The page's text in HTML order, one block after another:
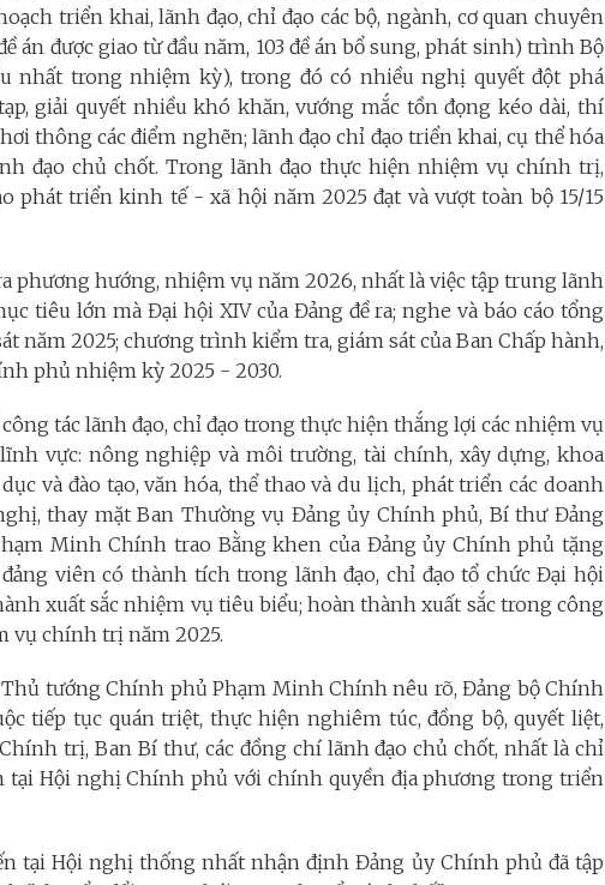
triển khai, lãnh đạo, chỉ đạo các bộ, ngành, cơ quan chuyên
án được giao từ đầu năm, 103 đề án bổ sung, phát sinh) trình Bộ
nhất trong nhiệm kỳ), trong đó có nhiều nghị quyết đột phá
giải quyết nhiều khó khăn, vướng mắc tồn đọng kéo dài, thí
thông các điểm nghẽn; lãnh đạo chỉ đạo triển khai, cụ thể hóa
đạo chủ chốt. Trong lãnh đạo thực hiện nhiệm vụ chính trị,
phát triển kinh tế - xã hội năm 2025 đạt và vượt toàn bộ 15/15
phương hướng, nhiệm vụ năm 2026, nhất là việc tập trung lãnh
tiêu lớn mà Đại hội XIV của Đảng đề ra; nghe và báo cáo tổng
năm 2025; chương trình kiểm tra, giám sát của Ban Chấp hành,
phủ nhiệm kỳ 2025 - 2030.
công tác lãnh đạo, chỉ đạo trong thực hiện thắng lợi các nhiệm vụ
vực: nông nghiệp và môi trường, tài chính, xây dựng, khoa
và đào tạo, văn hóa, thể thao và du lịch, phát triển các doanh
thay mặt Ban Thường vụ Đảng ủy Chính phủ, Bí thư Đảng
Minh Chính trao Bằng khen của Đảng ủy Chính phủ tặng
đảng viên có thành tích trong lãnh đạo, chỉ đạo tổ chức Đại hội
xuất sắc nhiệm vụ tiêu biểu; hoàn thành xuất sắc trong công
vụ chính trị năm 2025.
tướng Chính phủ Phạm Minh Chính nêu rõ, Đảng bộ Chính
tiếp tục quán triệt, thực hiện nghiêm túc, đồng bộ, quyết liệt,
trị, Ban Bí thư, các đồng chí lãnh đạo chủ chốt, nhất là chỉ
tại Hội nghị Chính phủ với chính quyền địa phương trong triển
tại Hội nghị thống nhất nhận định Đảng ủy Chính phủ đã tập